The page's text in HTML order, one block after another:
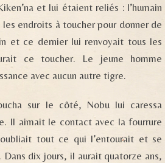
et lui étaient reliés : l’humain
endroits à toucher pour donner de
et ce dernier lui renvoyait tous les
ce toucher. Le jeune homme
avec aucun autre tigre.
sur le côté, Nobu lui caressa
Il aimait le contact avec la fourrure
tout ce qui l’entourait et se
Dans dix jours, il aurait quatorze ans,